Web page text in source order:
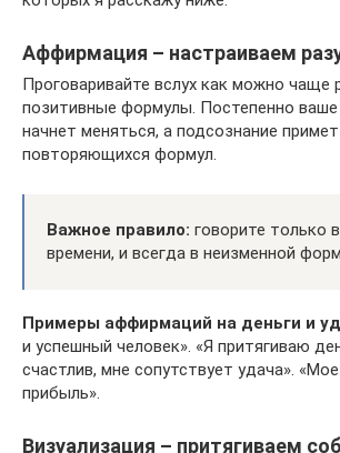
Аффирмация – настраиваем
Проговаривайте вслух как можно чаще
позитивные формулы. Постепенно
начнет меняться, а подсознание
повторяющихся формул.
Важное правило: говорите только
времени, и всегда в неизменной
Примеры аффирмаций на деньги и
и успешный человек». «Я притягиваю
счастлив, мне сопутствует удача».
прибыль».
Визуализация – притягиваем